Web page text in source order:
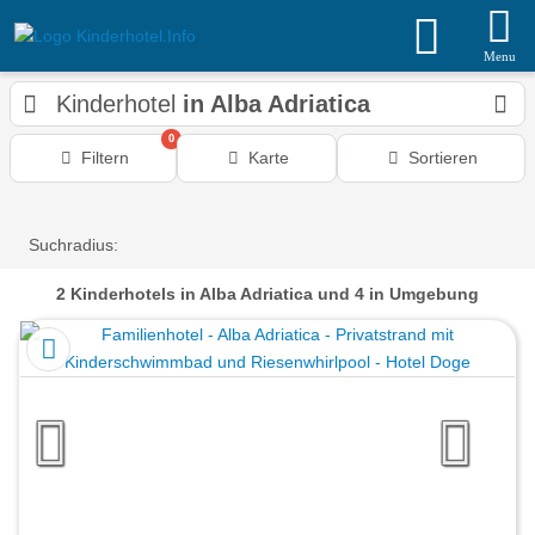
Menu
Kinderhotel in Alba Adriatica
Filtern
0
Karte Sortieren
Suchradius:
2 Kinderhotels in Alba Adriatica und 4 in Umgebung